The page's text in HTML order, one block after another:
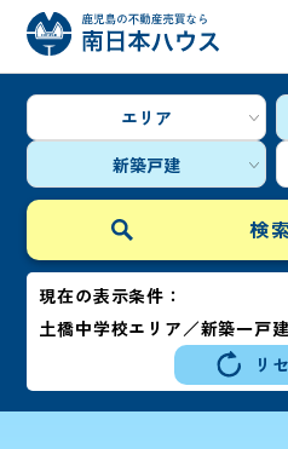
エリア
新築戸建
現在の表示条件：
土橋中学校エリア／新築一戸
リ